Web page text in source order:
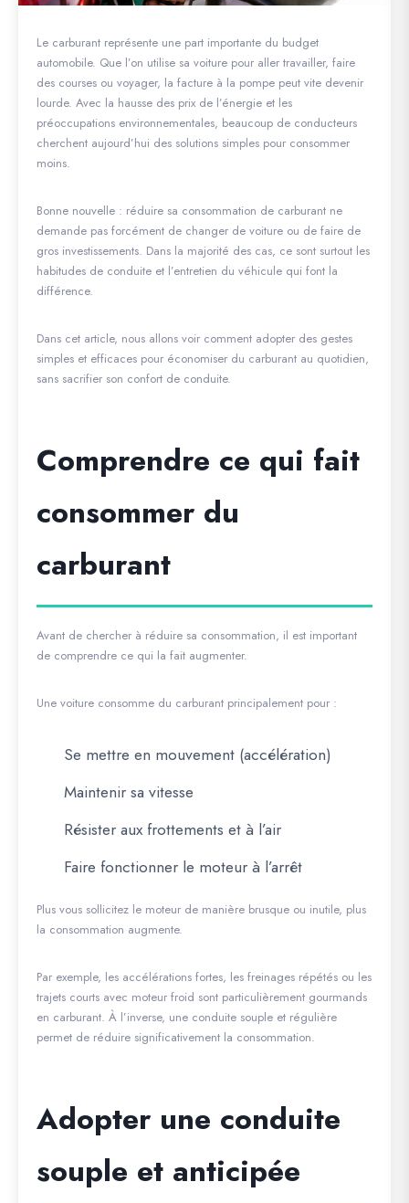
Le carburant représente une part importante du budget
automobile. Que l’on utilise sa voiture pour aller travailler, faire
des courses ou voyager, la facture à la pompe peut vite devenir
lourde. Avec la hausse des prix de l’énergie et les
préoccupations environnementales, beaucoup de conducteurs
cherchent aujourd’hui des solutions simples pour consommer
moins.
Bonne nouvelle : réduire sa consommation de carburant ne
demande pas forcément de changer de voiture ou de faire de
gros investissements. Dans la majorité des cas, ce sont surtout les
habitudes de conduite et l’entretien du véhicule qui font la
différence.
Dans cet article, nous allons voir comment adopter des gestes
simples et efficaces pour économiser du carburant au quotidien,
sans sacrifier son confort de conduite.
Comprendre ce qui fait
consommer du
carburant
Avant de chercher à réduire sa consommation, il est important
de comprendre ce qui la fait augmenter.
Une voiture consomme du carburant principalement pour :
Se mettre en mouvement (accélération)
Maintenir sa vitesse
Résister aux frottements et à l’air
Faire fonctionner le moteur à l’arrêt
Plus vous sollicitez le moteur de manière brusque ou inutile, plus
la consommation augmente.
Par exemple, les accélérations fortes, les freinages répétés ou les
trajets courts avec moteur froid sont particulièrement gourmands
en carburant. À l’inverse, une conduite souple et régulière
permet de réduire significativement la consommation.
Adopter une conduite
souple et anticipée